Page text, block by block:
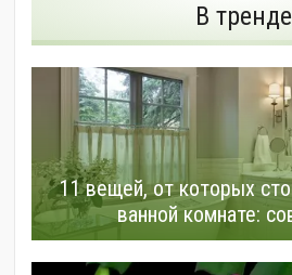
В тренде
11 вещей, от которых
ванной комнате: